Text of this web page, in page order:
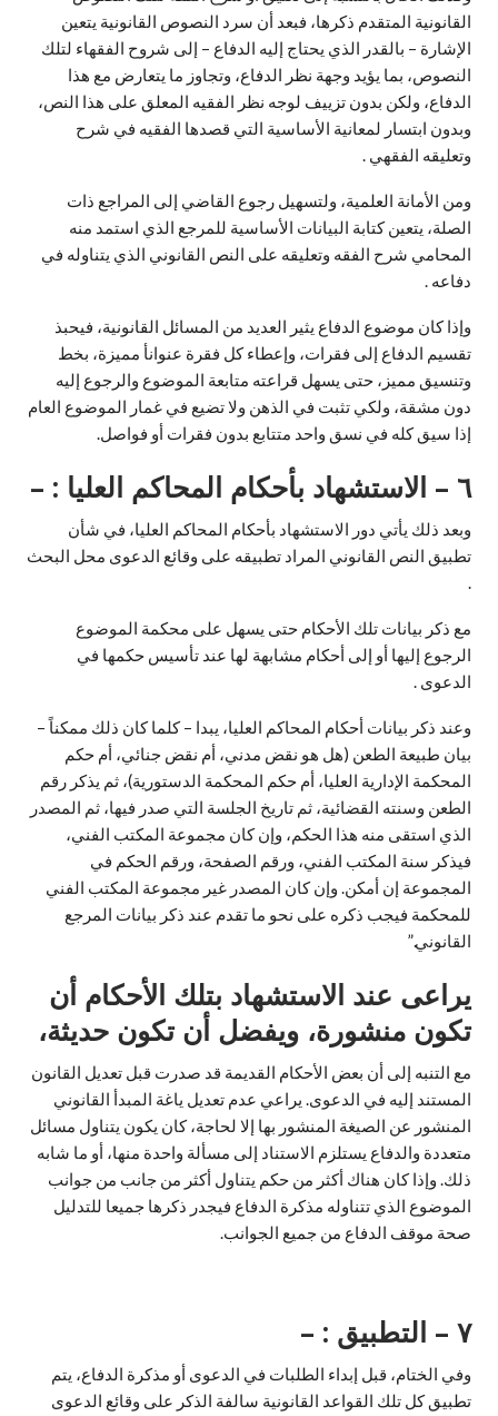
القانونية المتقدم ذكرها، فبعد أن سرد النصوص القانونية يتعين
الإشارة – بالقدر الذي يحتاج إليه الدفاع – إلى شروح الفقهاء لتلك
النصوص، بما يؤيد وجهة نظر الدفاع، وتجاوز ما يتعارض مع هذا
الدفاع، ولكن بدون تزييف لوجه نظر الفقيه المعلق على هذا النص،
وبدون ابتسار لمعانية الأساسية التي قصدها الفقيه في شرح
وتعليقه الفقهي .
ومن الأمانة العلمية، ولتسهيل رجوع القاضي إلى المراجع ذات
الصلة، يتعين كتابة البيانات الأساسية للمرجع الذي استمد منه
المحامي شرح الفقه وتعليقه على النص القانوني الذي يتناوله في
دفاعه .
وإذا كان موضوع الدفاع يثير العديد من المسائل القانونية، فيحبذ
تقسيم الدفاع إلى فقرات، وإعطاء كل فقرة عنوانأ مميزة، بخط
وتنسيق مميز، حتى يسهل قراعته متابعة الموضوع والرجوع إليه
دون مشقة، ولكي تثبت في الذهن ولا تضيع في غمار الموضوع العام
إذا سيق كله في نسق واحد متتابع بدون فقرات أو فواصل.
٦ – الاستشهاد بأحكام المحاكم العليا : –
وبعد ذلك يأتي دور الاستشهاد بأحكام المحاكم العليا، في شأن
تطبيق النص القانوني المراد تطبيقه على وقائع الدعوى محل البحث
.
مع ذكر بيانات تلك الأحكام حتى يسهل على محكمة الموضوع
الرجوع إليها أو إلى أحكام مشابهة لها عند تأسيس حكمها في
الدعوى .
وعند ذكر بيانات أحكام المحاكم العليا، يبدا – كلما كان ذلك ممكناً –
بيان طبيعة الطعن (هل هو نقض مدني، أم نقض جنائي، أم حكم
المحكمة الإدارية العليا، أم حكم المحكمة الدستورية)، ثم يذكر رقم
الطعن وسنته القضائية، ثم تاريخ الجلسة التي صدر فيها، ثم المصدر
الذي استقى منه هذا الحكم، وإن كان مجموعة المكتب الفني،
فيذكر سنة المكتب الفني، ورقم الصفحة، ورقم الحكم في
المجموعة إن أمكن. وإن كان المصدر غير مجموعة المكتب الفني
للمحكمة فيجب ذكره على نحو ما تقدم عند ذكر بيانات المرجع
القانوني.”
يراعى عند الاستشهاد بتلك الأحكام أن
تكون منشورة، ويفضل أن تكون حديثة،
مع التنبه إلى أن بعض الأحكام القديمة قد صدرت قبل تعديل القانون
المستند إليه في الدعوى. يراعي عدم تعديل ياغة المبدأ القانوني
المنشور عن الصيغة المنشور بها إلا لحاجة، كان يكون يتناول مسائل
متعددة والدفاع يستلزم الاستناد إلى مسألة واحدة منها، أو ما شابه
ذلك. وإذا كان هناك أكثر من حكم يتناول أكثر من جانب من جوانب
الموضوع الذي تتناوله مذكرة الدفاع فيجدر ذكرها جميعا للتدليل
صحة موقف الدفاع من جميع الجوانب.
٧ – التطبيق : –
وفي الختام، قبل إبداء الطلبات في الدعوى أو مذكرة الدفاع، يتم
تطبيق كل تلك القواعد القانونية سالفة الذكر على وقائع الدعوى